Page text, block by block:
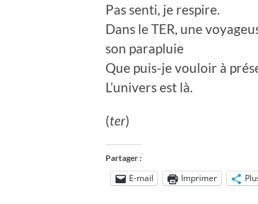
Pas senti, je respire.
Dans le TER, une
son parapluie
Que puis-je vouloir à
L’univers est là.
(ter)
Partager :
E-mail Imprimer